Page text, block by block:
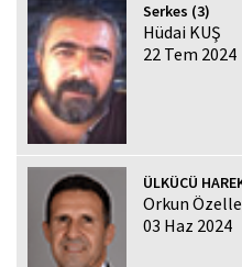
Serkes (3)
Hüdai KUŞ
22 Tem 2024
ÜLKÜCÜ
Orkun
03 Haz 2024